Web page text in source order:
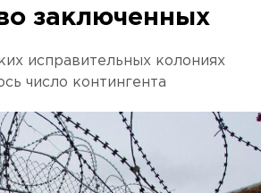
заключенных
исправительных колониях
число контингента